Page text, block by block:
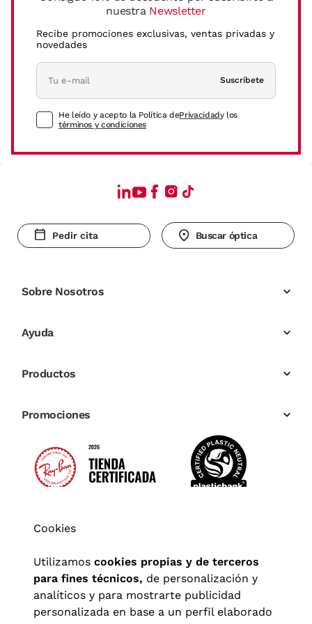
nuestra Newsletter
Recibe promociones exclusivas, ventas privadas y
novedades
Suscríbete
He leído y acepto la Política dePrivacidady los
términos y condiciones
Pedir cita Buscar óptica
Sobre Nosotros
Ayuda
Productos
Promociones
Cookies
Utilizamos cookies propias y de terceros
para fines técnicos, de personalización y
analíticos y para mostrarte publicidad
personalizada en base a un perfil elaborado